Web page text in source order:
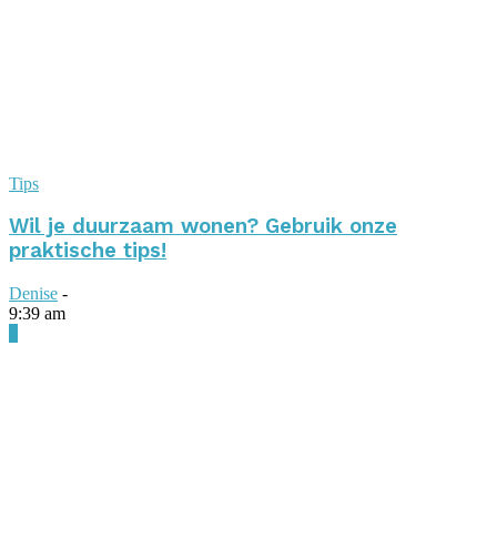
Tips
Wil je duurzaam wonen? Gebruik onze
praktische tips!
Denise -
9:39 am